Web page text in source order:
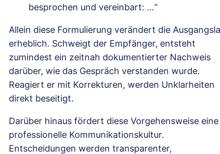
besprochen und vereinbart: …“
Allein diese Formulierung verändert die
erheblich. Schweigt der Empfänger, entsteht
zumindest ein zeitnah dokumentierter Nachweis
darüber, wie das Gespräch verstanden wurde.
Reagiert er mit Korrekturen, werden Unklarheiten
direkt beseitigt.
Darüber hinaus fördert diese Vorgehensweise eine
professionelle Kommunikationskultur.
Entscheidungen werden transparenter,